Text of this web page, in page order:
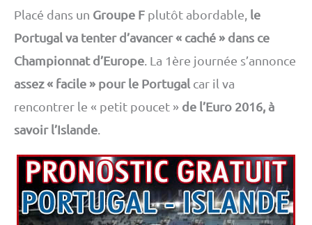
Placé dans un Groupe F plutôt abordable, le
Portugal va tenter d’avancer « caché » dans ce
Championnat d’Europe . La 1ère journée s’annonce
assez « facile » pour le Portugal car il va
rencontrer le « petit poucet » de l’Euro 2016, à
savoir l’Islande